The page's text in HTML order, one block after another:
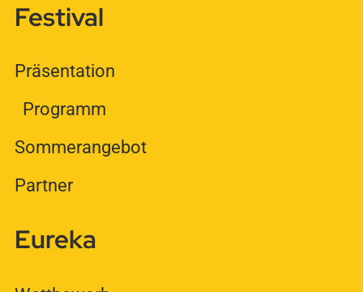
Festival
Präsentation
Programm
Sommerangebot
Partner
Eureka